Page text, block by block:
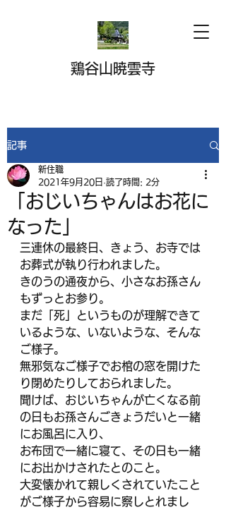
鶏谷山暁雲寺
記事
「おじいちゃんはお花に
なった」
新住職
2021年9月20日 読了時間: 2分
三連休の最終日、きょう、お寺では
お葬式が執り行われました。
きのうの通夜から、小さなお孫さん
もずっとお参り。
まだ「死」というものが理解できて
いるような、いないような、そんな
ご様子。
無邪気なご様子でお棺の窓を開けた
り閉めたりしておられました。
聞けば、おじいちゃんが亡くなる前
の日もお孫さんごきょうだいと一緒
にお風呂に入り、
お布団で一緒に寝て、その日も一緒
にお出かけされたとのこと。
大変懐かれて親しくされていたこと
がご様子から容易に察しとれまし